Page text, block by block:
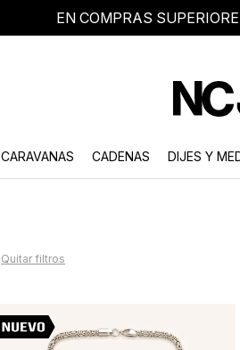
EN COMPRAS
CARAVANAS CADENAS DIJES Y
Quitar filtros